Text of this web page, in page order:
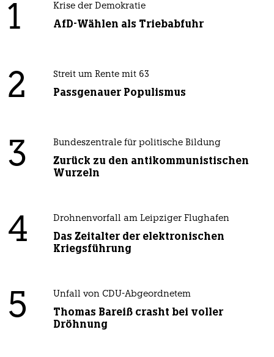
1 Krise der Demokratie
AfD-Wählen als Triebabfuhr
2 Streit um Rente mit 63
Passgenauer Populismus
3 Bundeszentrale für politische Bildung
Zurück zu den antikommunistischen
Wurzeln
4 Drohnenvorfall am Leipziger Flughafen
Das Zeitalter der elektronischen
Kriegsführung
5 Unfall von CDU-Abgeordnetem
Thomas Bareiß crasht bei voller
Dröhnung